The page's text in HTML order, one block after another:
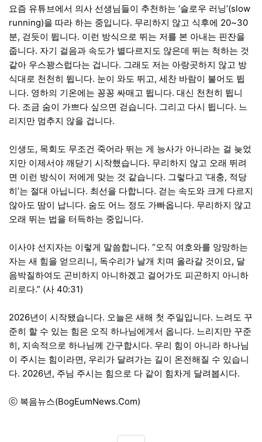
요즘 유튜브에서 의사 선생님들이 추천하는 ‘슬로우 러닝’(slow
running)을 따라 하는 중입니다. 무리하지 않고 식후에 20~30
분, 걷듯이 뜁니다. 이런 방식으로 뛰는 저를 본 아내는 핀잔을
줍니다. 자기 걸음과 속도가 별다르지도 않은데 뛰는 척하는 것
같아 우스꽝스럽다는 겁니다. 그래도 저는 아랑곳하지 않고 방
식대로 천천히 뜁니다. 눈이 와도 뛰고, 세찬 바람이 불어도 뜁
니다. 영하의 기온에는 꽁꽁 싸매고 뜁니다. 대신 천천히 뜁니
다. 조금 숨이 가쁘다 싶으면 걷습니다. 그리고 다시 뜁니다. 느
리지만 멈추지 않을 겁니다.
인생도, 목회도 무조건 죽어라 뛰는 게 능사가 아니라는 걸 늦었
지만 이제서야 깨닫기 시작했습니다. 무리하지 않고 오래 뛰려
면 이런 방식이 저에게 맞는 것 같습니다. 그렇다고 ‘대충, 적당
히’는 절대 아닙니다. 최선을 다합니다. 걷는 속도와 크게 다르지
않아도 땀이 납니다. 숨도 어느 정도 가빠옵니다. 무리하지 않고
오래 뛰는 법을 터득하는 중입니다.
이사야 선지자는 이렇게 말씀합니다. “오직 여호와를 앙망하는
자는 새 힘을 얻으리니, 독수리가 날개 치며 올라갈 것이요, 달
음박질하여도 곤비하지 아니하겠고 걸어가도 피곤하지 아니하
리로다.” (사 40:31)
2026년이 시작됐습니다. 오늘은 새해 첫 주일입니다. 느려도 꾸
준히 할 수 있는 힘은 오직 하나님에게서 옵니다. 느리지만 꾸준
히, 지속적으로 하나님께 간구합시다. 우리 힘이 아니라 하나님
이 주시는 힘이라면, 우리가 달려가는 길이 온전해질 수 있습니
다. 2026년, 주님 주시는 힘으로 다 같이 힘차게 달려봅시다.
ⓒ 복음뉴스(BogEumNews.Com)